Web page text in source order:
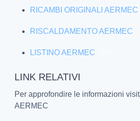
- Peso (kg): 24
- Alimentazione: Monofase
- Potenza caldo (kW): 9,75
RICAMBI ORIGINALI AERMEC
RISCALDAMENTO AERMEC
LISTINO AERMEC
LINK RELATIVI
Per approfondire le informazioni
AERMEC